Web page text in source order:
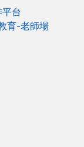
台
育-老師場